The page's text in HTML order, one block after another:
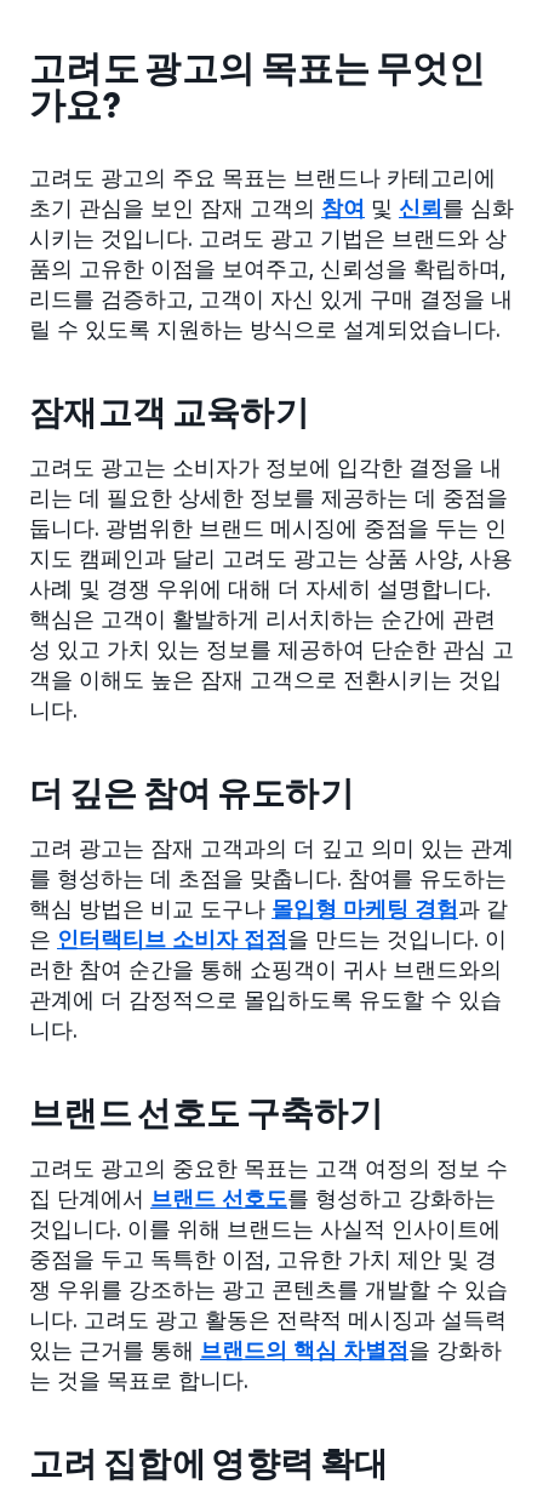
고려도 광고의 목표는 무엇인
가요?
고려도 광고의 주요 목표는 브랜드나 카테고리에
초기 관심을 보인 잠재 고객의 참여 및 신뢰를 심화
시키는 것입니다. 고려도 광고 기법은 브랜드와 상
품의 고유한 이점을 보여주고, 신뢰성을 확립하며,
리드를 검증하고, 고객이 자신 있게 구매 결정을 내
릴 수 있도록 지원하는 방식으로 설계되었습니다.
잠재고객 교육하기
고려도 광고는 소비자가 정보에 입각한 결정을 내
리는 데 필요한 상세한 정보를 제공하는 데 중점을
둡니다. 광범위한 브랜드 메시징에 중점을 두는 인
지도 캠페인과 달리 고려도 광고는 상품 사양, 사용
사례 및 경쟁 우위에 대해 더 자세히 설명합니다.
핵심은 고객이 활발하게 리서치하는 순간에 관련
성 있고 가치 있는 정보를 제공하여 단순한 관심 고
객을 이해도 높은 잠재 고객으로 전환시키는 것입
니다.
더 깊은 참여 유도하기
고려 광고는 잠재 고객과의 더 깊고 의미 있는 관계
를 형성하는 데 초점을 맞춥니다. 참여를 유도하는
핵심 방법은 비교 도구나 몰입형 마케팅 경험과 같
은 인터랙티브 소비자 접점을 만드는 것입니다. 이
러한 참여 순간을 통해 쇼핑객이 귀사 브랜드와의
관계에 더 감정적으로 몰입하도록 유도할 수 있습
니다.
브랜드 선호도 구축하기
고려도 광고의 중요한 목표는 고객 여정의 정보 수
집 단계에서 브랜드 선호도를 형성하고 강화하는
것입니다. 이를 위해 브랜드는 사실적 인사이트에
중점을 두고 독특한 이점, 고유한 가치 제안 및 경
쟁 우위를 강조하는 광고 콘텐츠를 개발할 수 있습
니다. 고려도 광고 활동은 전략적 메시징과 설득력
있는 근거를 통해 브랜드의 핵심 차별점을 강화하
는 것을 목표로 합니다.
고려 집합에 영향력 확대